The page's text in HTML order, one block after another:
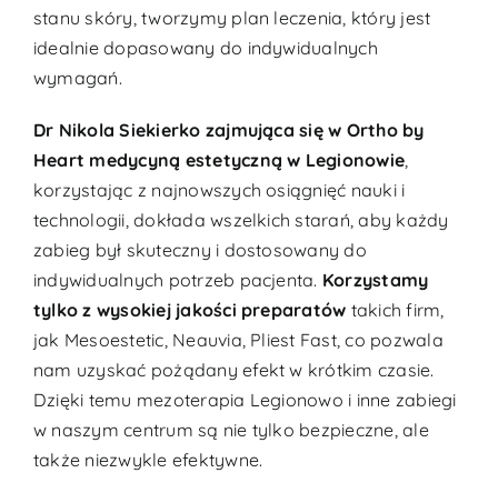
stanu skóry, tworzymy plan leczenia, który jest
idealnie dopasowany do indywidualnych
wymagań.
Dr Nikola Siekierko zajmująca się w Ortho by
Heart medycyną estetyczną w Legionowie
korzystając z najnowszych osiągnięć nauki i
technologii, dokłada wszelkich starań, aby każdy
zabieg był skuteczny i dostosowany do
indywidualnych potrzeb pacjenta. Korzystamy
tylko z wysokiej jakości preparatów takich firm,
jak Mesoestetic, Neauvia, Pliest Fast, co pozwala
nam uzyskać pożądany efekt w krótkim czasie.
Dzięki temu mezoterapia Legionowo i inne zabiegi
w naszym centrum są nie tylko bezpieczne, ale
także niezwykle efektywne.